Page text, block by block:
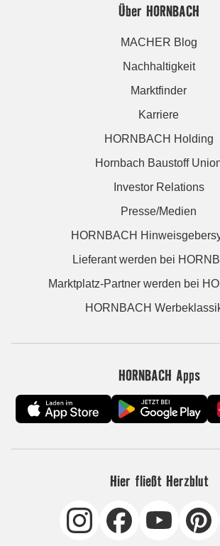
Über HORNBACH
MACHER Blog
Nachhaltigkeit
Marktfinder
Karriere
HORNBACH Holding
Hornbach Baustoff
Investor Relations
Presse/Medien
HORNBACH
Lieferant werden bei
Marktplatz-Partner werden bei
HORNBACH
HORNBACH Apps
Hier fließt Herzblut